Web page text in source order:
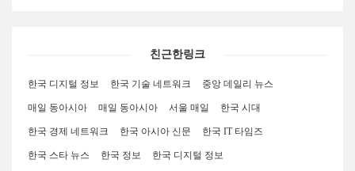
친근한링크
한국 디지털 정보 한국 기술 네트워크 중앙 데일리 뉴스
매일 동아시아 매일 동아시아 서울 매일 한국 시대
한국 경제 네트워크 한국 아시아 신문 한국 IT 타임즈
한국 스타 뉴스 한국 정보 한국 디지털 정보